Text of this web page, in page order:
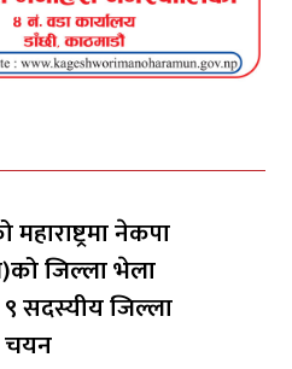
महाराष्ट्रमा नेकपा
जिल्ला भेला
९ सदस्यीय जिल्ला
चयन